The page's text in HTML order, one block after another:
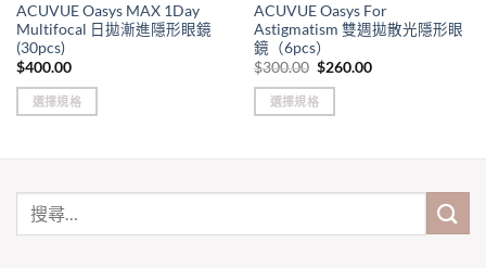
ACUVUE Oasys MAX 1Day
Multifocal 日拋漸進隱形眼鏡
(30pcs)
$400.00
選擇規格
multiple
variants.
The
ACUVUE Oasys For
Astigmatism 雙週拋散光隱形眼
鏡（6pcs）
$300.00 Original
was:
$300.00.
$260.00Current
選擇規格
multiple
The